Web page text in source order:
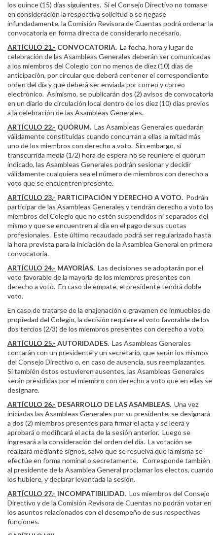
los quince (15) días siguientes. Si el Consejo Directivo no tomase
en consideración la respectiva solicitud o se negase
infundadamente, la Comisión Revisora de Cuentas podrá ordenar la
convocatoria en forma directa de considerarlo necesario.
ARTÍCULO 21.- CONVOCATORIA. La fecha, hora y lugar de
celebración de las Asambleas Generales deberán ser comunicadas
a los miembros del Colegio con no menos de diez (10) días de
anticipación, por circular que deberá contener el correspondiente
orden del día y que deberá ser enviada por correo y correo
electrónico. Asimismo, se publicarán dos (2) avisos de convocatoria
en un diario de circulación local dentro de los diez (10) días previos
a la celebración de las Asambleas Generales.
ARTÍCULO 22.- QUÓRUM. Las Asambleas Generales quedarán
válidamente constituidas cuando concurran a ellas la mitad más
uno de los miembros con derecho a voto. Sin embargo, si
transcurrida media (1/2) hora de espera no se reuniere el quórum
indicado, las Asambleas Generales podrán sesionar y decidir
válidamente cualquiera sea el número de miembros con derecho a
voto que se encuentren presente.
ARTÍCULO 23.- PARTICIPACIÓN Y DERECHO A VOTO. Podrán
participar de las Asambleas Generales y tendrán derecho a voto los
miembros del Colegio que no estén suspendidos ni separados del
mismo y que se encuentren al día en el pago de sus cuotas
profesionales. Este último recaudado podrá ser regularizado hasta
la hora prevista para la iniciación de la Asamblea General en primera
convocatoria.
ARTÍCULO 24.- MAYORÍAS. Las decisiones se adoptarán por el
voto favorable de la mayoría de los miembros presentes con
derecho a voto. En caso de empate, el presidente tendrá doble
voto.
En caso de tratarse de la enajenación o gravamen de inmuebles de
propiedad del Colegio, la decisión requiere el voto favorable de los
dos tercios (2/3) de los miembros presentes con derecho a voto.
ARTÍCULO 25.- AUTORIDADES. Las Asambleas Generales
contarán con un presidente y un secretario, que serán los mismos
del Consejo Directivo o, en caso de ausencia, sus reemplazantes.
Si también éstos estuvieren ausentes, las Asambleas Generales
serán presididas por el miembro con derecho a voto que en ellas se
designare.
ARTÍCULO 26.- DESARROLLO DE LAS ASAMBLEAS. Una vez
iniciadas las Asambleas Generales por su presidente, se designará
a dos (2) miembros presentes para firmar el acta y se leerá y
aprobará o modificará el acta de la sesión anterior. Luego se
ingresará a la consideración del orden del día. La votación se
realizará mediante signos, salvo que se resuelva que la misma se
efectúe en forma nominal o secretamente. Corresponde también
al presidente de la Asamblea General proclamar los electos, cuando
los hubiere, y declarar levantada la sesión.
ARTÍCULO 27.- INCOMPATIBILIDAD. Los miembros del Consejo
Directivo y de la Comisión Revisora de Cuentas no podrán votar en
los asuntos relacionados con el desempeño de sus respectivas
funciones.